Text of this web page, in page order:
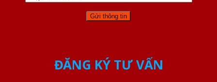
ĐĂNG KÝ TƯ VẤN